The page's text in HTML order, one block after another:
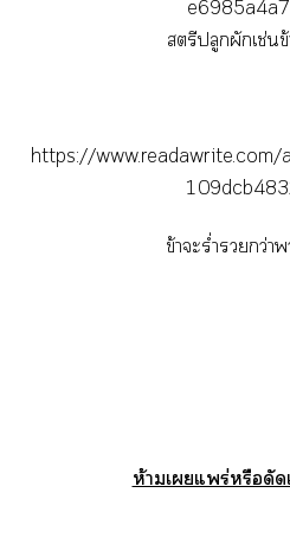
สตรีปลูกผักเช่น
https://
ข้าะร่ำรวยกว่า
ห้ามเแพร่หรือดั